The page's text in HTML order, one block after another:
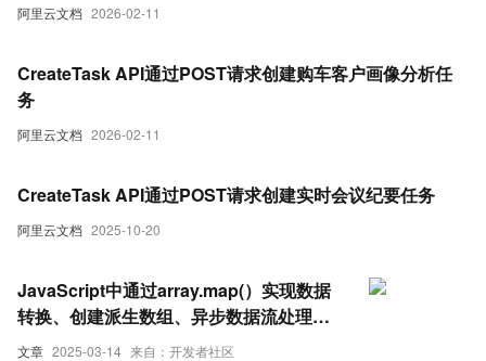
阿里云文档 2026-02-11
阿里云文档 2026-02-11
CreateTask API通过POST请求创建购车客户画像分析任
务
阿里云文档 2025-10-20
CreateTask API通过POST请求创建实时会议纪要任务
文章 2025-03-14 来自：开发者社区
JavaScript中通过array.map(）实现数据
转换、创建派生数组、异步数据流处理、
复杂API请求、DOM操作、搜索和过滤